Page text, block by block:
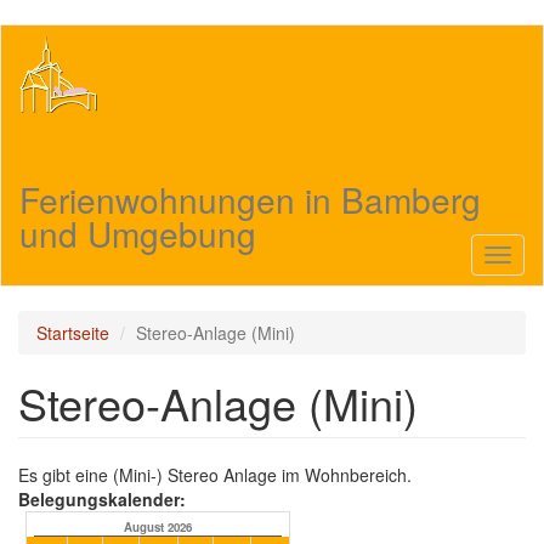
Inhalt
Ferienwohnungen in Bamberg
und Umgebung
Startseite Stereo-Anlage (Mini)
Stereo-Anlage (Mini)
Es gibt eine (Mini-) Stereo Anlage im Wohnbereich.
Belegungskalender:
August 2026